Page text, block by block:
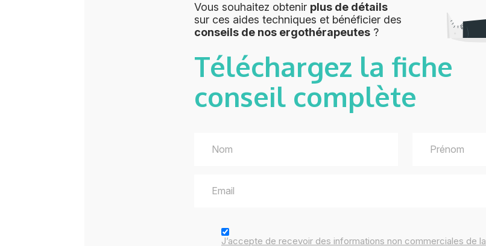
Vous souhaitez obtenir plus de détails
sur ces aides techniques et bénéficier des
conseils de nos ergothérapeutes ?
Téléchargez la fiche
conseil complète
J’accepte de recevoir des informations non commerciales de la